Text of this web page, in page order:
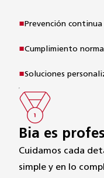
Prevención continua
Cumplimiento
Soluciones
Bia es
Cuidamos cada
simple y en lo